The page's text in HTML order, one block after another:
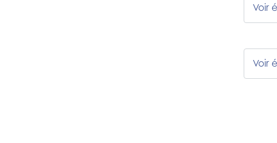
Voir
Voir